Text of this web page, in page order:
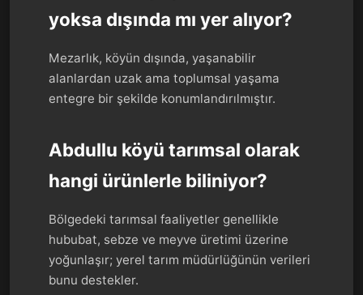
yoksa dışında mı yer alıyor?
Mezarlık, köyün dışında, yaşanabilir
alanlardan uzak ama toplumsal yaşama
entegre bir şekilde konumlandırılmıştır.
Abdullu köyü tarımsal olarak
hangi ürünlerle biliniyor?
Bölgedeki tarımsal faaliyetler genellikle
hububat, sebze ve meyve üretimi üzerine
yoğunlaşır; yerel tarım müdürlüğünün verileri
bunu destekler.